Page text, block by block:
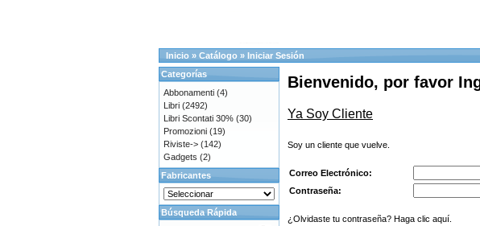
Inicio » Catálogo » Iniciar Sesión
Bienvenido, por favor
Ya Soy Cliente
Soy un cliente que vuelve.
Correo Electrónico:
Contraseña:
¿Olvidaste tu contraseña? Haga clic aquí.
Categorías
Abbonamenti (4)
Libri (2492)
Libri Scontati 30% (30)
Promozioni (19)
Riviste-> (142)
Gadgets (2)
Fabricantes
Búsqueda Rápida